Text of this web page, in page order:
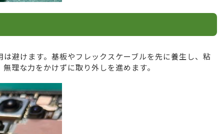
避けます。基板やフレックスケーブルを先に養生し、粘
理な力をかけずに取り外しを進めます。